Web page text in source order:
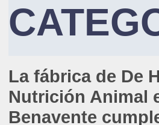
La fábrica de De
Nutrición Animal
Benavente